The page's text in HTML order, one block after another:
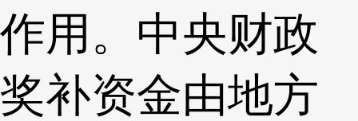
作用。中央财政
奖补资金由地方